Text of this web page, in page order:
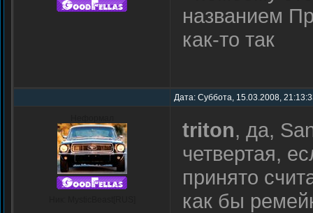
названием
как-то так
Дата: Суббота, 15.03.2008,
triton, да,
четвертая,
принято
как бы